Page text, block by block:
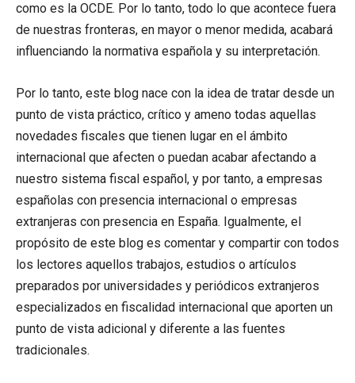
como es la OCDE. Por lo tanto, todo lo que acontece fuera
de nuestras fronteras, en mayor o menor medida, acabará
influenciando la normativa española y su interpretación.
Por lo tanto, este blog nace con la idea de tratar desde un
punto de vista práctico, crítico y ameno todas aquellas
novedades fiscales que tienen lugar en el ámbito
internacional que afecten o puedan acabar afectando a
nuestro sistema fiscal español, y por tanto, a empresas
españolas con presencia internacional o empresas
extranjeras con presencia en España. Igualmente, el
propósito de este blog es comentar y compartir con todos
los lectores aquellos trabajos, estudios o artículos
preparados por universidades y periódicos extranjeros
especializados en fiscalidad internacional que aporten un
punto de vista adicional y diferente a las fuentes
tradicionales.